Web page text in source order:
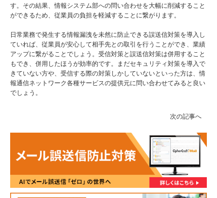
す。その結果、情報システム部への問い合わせを大幅に削減すること
ができるため、従業員の負担を軽減することに繋がります。
日常業務で発生する情報漏洩を未然に防止できる誤送信対策を導入し
ていれば、従業員が安心して相手先との取引を行うことができ、業績
アップに繋がることでしょう。受信対策と誤送信対策は併用すること
もでき、併用したほうが効率的です。まだセキュリティ対策を導入で
きていない方や、受信する際の対策しかしていないといった方は、情
報通信ネットワーク各種サービスの提供元に問い合わせてみると良い
でしょう。
次の記事へ